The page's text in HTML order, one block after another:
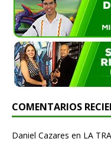
COMENTARIOS
Daniel Cazares en LA